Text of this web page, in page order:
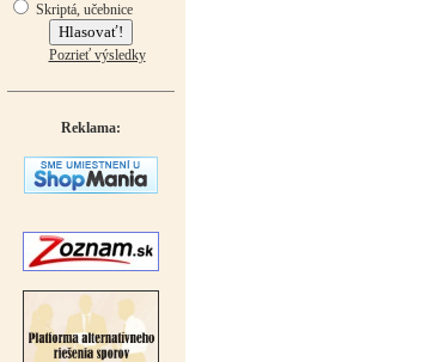
Skriptá, učebnice
Pozrieť výsledky
Reklama: